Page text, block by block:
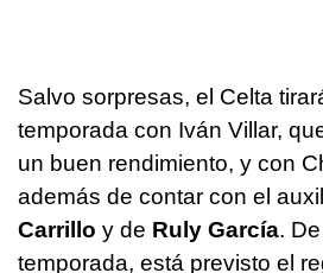
Salvo sorpresas, el Celta
temporada con Iván Villar,
un buen rendimiento, y con
además de contar con el
Carrillo y de Ruly García.
temporada, está previsto el